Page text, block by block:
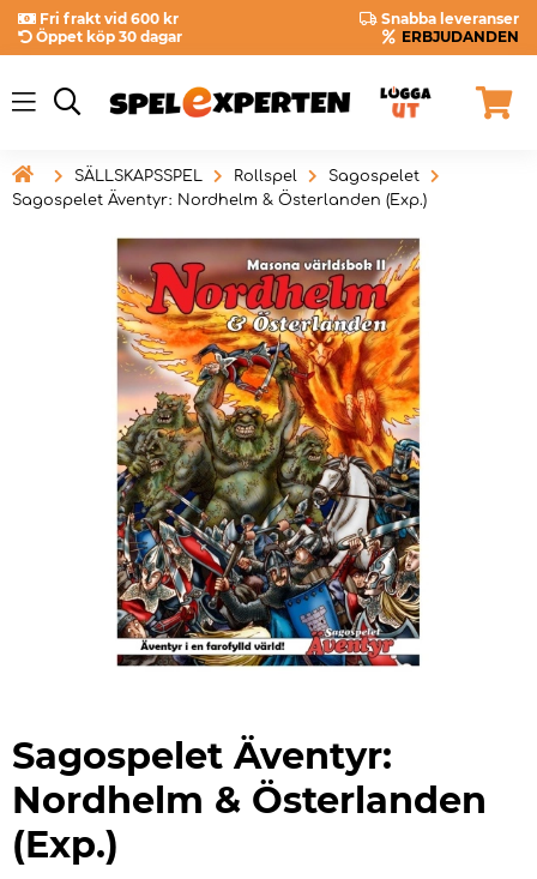
Fri frakt vid 600 kr
Snabba leveranser
Öppet köp 30 dagar
ERBJUDANDEN
 SÄLLSKAPSSPEL Rollspel
Sagospelet
Sagospelet Äventyr: Nordhelm & Österlanden (Exp.)
Sagospelet Äventyr:
Nordhelm & Österlanden
(Exp.)